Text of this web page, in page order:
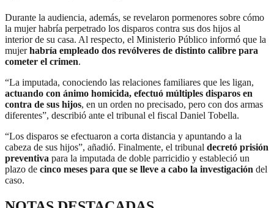
Durante la audiencia, además, se revelaron pormenores sobre cómo
la mujer habría perpetrado los disparos contra sus dos hijos al
interior de su casa. Al respecto, el Ministerio Público informó que la
mujerhabría empleado dos revólveres de distinto calibre para
cometer el crimen.
“La imputada, conociendo las relaciones familiares que les ligan,
actuando con ánimo homicida, efectuó múltiples disparos en
contra de sus hijos, en un orden no precisado, pero con dos armas
diferentes”, describió ante el tribunal el fiscal Daniel Tobella.
“Los disparos se efectuaron a corta distancia y apuntando a la
cabeza de sus hijos”, añadió. Finalmente, el tribunal decretó prisión
preventiva para la imputada de doble parricidio y estableció un
plazo de cinco meses para que se lleve a cabo la investigación del
caso.